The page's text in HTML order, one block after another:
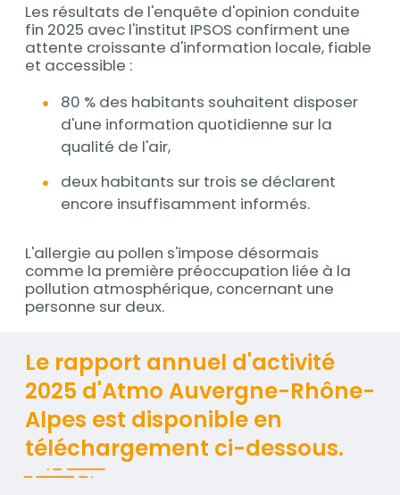
Les résultats de l'enquête d'opinion conduite
fin 2025 avec l'institut IPSOS confirment une
attente croissante d'information locale, fiable
et accessible :
80 % des habitants souhaitent disposer
d'une information quotidienne sur la
qualité de l'air,
deux habitants sur trois se déclarent
encore insuffisamment informés.
L'allergie au pollen s'impose désormais
comme la première préoccupation liée à la
pollution atmosphérique, concernant une
personne sur deux.
Titre
Le rapport annuel d'activité
2025 d'Atmo Auvergne-Rhône-
Alpes est disponible en
téléchargement ci-dessous.